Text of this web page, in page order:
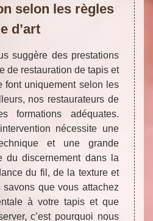
selon les règles
d’art
suggère des prestations
de restauration de tapis et
font uniquement selon les
nos restaurateurs de
formations adéquates.
nécessite une
et une grande
du discernement dans la
du fil, de la texture et
que vous attachez
à votre tapis et que
c’est pourquoi nous